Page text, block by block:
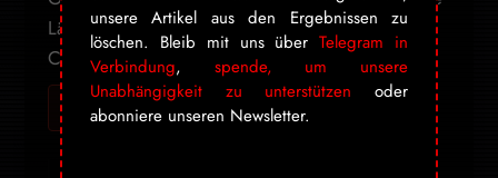
Länder freigeben. Wie bitte? Was ist Google
Currents? ...
Ich will mehr! Gib mir alles ➔
unsere Artikel aus den Ergebnissen zu
löschen. Bleib mit uns überTelegram in
Verbindung, spende, um unsere
Unabhängigkeit zu unterstützen oder
abonniere unseren Newsletter.